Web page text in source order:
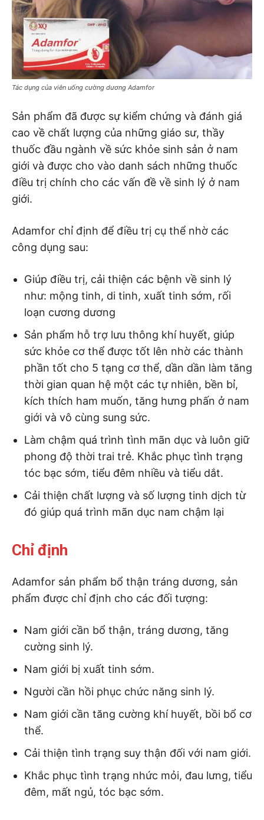
Tác dụng của viên uống cường dương Adamfor
Sản phẩm đã được sự kiểm chứng và đánh giá
cao về chất lượng của những giáo sư, thầy
thuốc đầu ngành về sức khỏe sinh sản ở nam
giới và được cho vào danh sách những thuốc
điều trị chính cho các vấn đề về sinh lý ở nam
giới.
Adamfor chỉ định để điều trị cụ thể nhờ các
công dụng sau:
Giúp điều trị, cải thiện các bệnh về sinh lý
như: mộng tinh, di tinh, xuất tinh sớm, rối
loạn cương dương
Sản phẩm hỗ trợ lưu thông khí huyết, giúp
sức khỏe cơ thể được tốt lên nhờ các thành
phần tốt cho 5 tạng cơ thể, dần dần làm tăng
thời gian quan hệ một các tự nhiên, bền bỉ,
kích thích ham muốn, tăng hưng phấn ở nam
giới và vô cùng sung sức.
Làm chậm quá trình tình mãn dục và luôn giữ
phong độ thời trai trẻ. Khắc phục tình trạng
tóc bạc sớm, tiểu đêm nhiều và tiểu dắt.
Cải thiện chất lượng và số lượng tinh dịch từ
đó giúp quá trình mãn dục nam chậm lại
Chỉ định
Adamfor sản phẩm bổ thận tráng dương, sản
phẩm được chỉ định cho các đối tượng:
Nam giới cần bổ thận, tráng dương, tăng
cường sinh lý.
Nam giới bị xuất tinh sớm.
Người cần hồi phục chức năng sinh lý.
Nam giới cần tăng cường khí huyết, bồi bổ cơ
thể.
Cải thiện tình trạng suy thận đối với nam giới.
Khắc phục tình trạng nhức mỏi, đau lưng, tiểu
đêm, mất ngủ, tóc bạc sớm.